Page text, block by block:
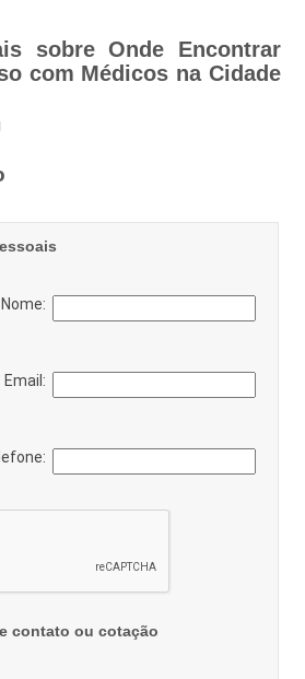
sobre Onde Encontrar
com Médicos na Cidade
Nome:
Email:
contato ou cotação